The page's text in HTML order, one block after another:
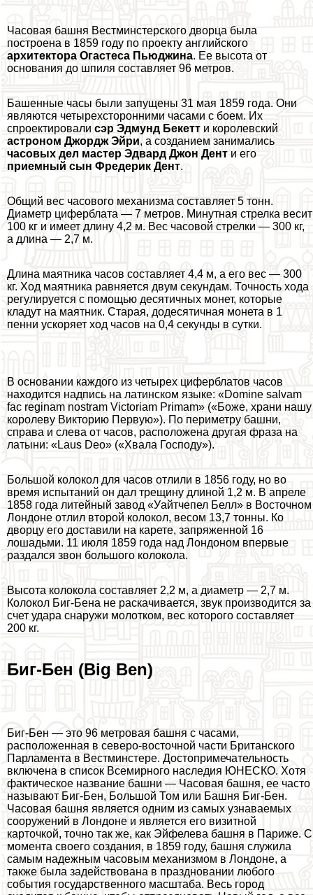
Часовая башня Вестминстерского дворца была
построена в 1859 году по проекту английского
архитектора Огастеса Пьюджина. Ее высота от
основания до шпиля составляет 96 метров.
Башенные часы были запущены 31 мая 1859 года. Они
являются четырехсторонними часами с боем. Их
спроектировали сэр Эдмунд Бекетт и королевский
астроном Джордж Эйри, а созданием занимались
часовых дел мастер Эдвард Джон Дент и его
приемный сын Фредерик Дент.
Общий вес часового механизма составляет 5 тонн.
Диаметр циферблата — 7 метров. Минутная стрелка весит
100 кг и имеет длину 4,2 м. Вес часовой стрелки — 300 кг,
а длина — 2,7 м.
Длина маятника часов составляет 4,4 м, а его вес — 300
кг. Ход маятника равняется двум секундам. Точность хода
регулируется с помощью десятичных монет, которые
кладут на маятник. Старая, додесятичная монета в 1
пенни ускоряет ход часов на 0,4 секунды в сутки.
В основании каждого из четырех циферблатов часов
находится надпись на латинском языке: «Domine salvam
fac reginam nostram Victoriam Primam» («Боже, храни нашу
королеву Викторию Первую»). По периметру башни,
справа и слева от часов, расположена другая фраза на
латыни: «Laus Deo» («Хвала Господу»).
Большой колокол для часов отлили в 1856 году, но во
время испытаний он дал трещину длиной 1,2 м. В апреле
1858 года литейный завод «Уайтчепел Белл» в Восточном
Лондоне отлил второй колокол, весом 13,7 тонны. Ко
дворцу его доставили на карете, запряженной 16
лошадьми. 11 июля 1859 года над Лондоном впервые
раздался звон большого колокола.
Высота колокола составляет 2,2 м, а диаметр — 2,7 м.
Колокол Биг-Бена не раскачивается, звук производится за
счет удара снаружи молотком, вес которого составляет
200 кг.
Биг-Бен (Big Ben)
Биг-Бен — это 96 метровая башня с часами,
расположенная в северо-восточной части Британского
Парламента в Вестминстере. Достопримечательность
включена в список Всемирного наследия ЮНЕСКО. Хотя
фактическое название башни — Часовая башня, ее часто
называют Биг-Бен, Большой Том или Башня Биг-Бен.
Часовая башня является одним из самых узнаваемых
сооружений в Лондоне и является его визитной
карточкой, точно так же, как Эйфелева башня в Париже. С
момента своего создания, в 1859 году, башня служила
самым надежным часовым механизмом в Лондоне, а
также была задействована в праздновании любого
события государственного масштаба. Весь город